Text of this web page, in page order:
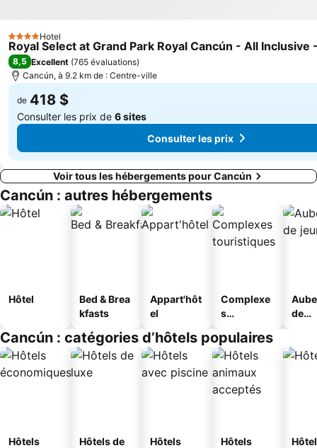
4 ÉtoilesHotel
Royal Select at Grand Park Royal Cancún - All Inclusive
8,5 Excellent (765 évaluations)
Cancún, à 9.2 km de : Centre-ville
de 418 $
Consulter les prix de 6 sites
Consulter les prix
Voir tous les hébergements pour Cancún
Cancún : autres hébergements
Hôtel
Bed & Brea
kfasts
Appart'hôt
el
Complexe
s
s
de
Cancún : catégories d’hôtels populaires
Hôtels
Hôtels de
Hôtels
Hôtels